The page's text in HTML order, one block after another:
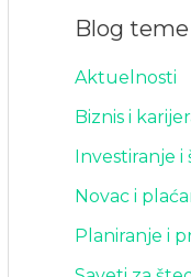
Blog teme
Aktuelnosti
Biznis i
Investiranje i
Novac i
Planiranje i